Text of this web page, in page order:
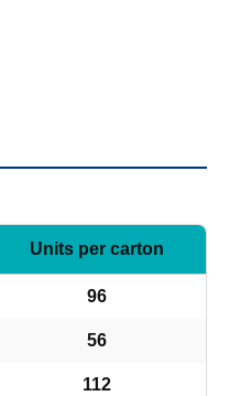
Units per carton
96
56
112